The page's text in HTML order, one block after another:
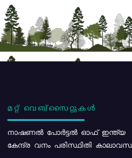
മറ്റ് വെബ്സൈറ്റുകൾ
നാഷണൽ പോർട്ടൽ ഓഫ് ഇന്ത്യ
കേന്ദ്ര വനം പരിസ്ഥിതി